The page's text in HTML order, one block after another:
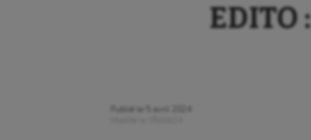
EDITO
Publié le
5 avril 2024